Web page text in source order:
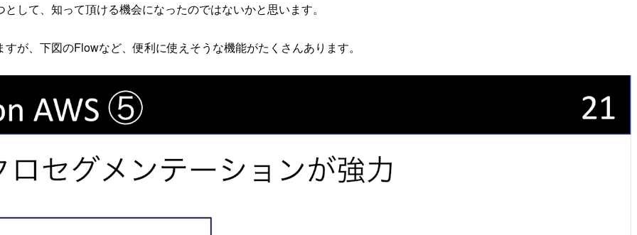
して、知って頂ける機会になったのではないかと思います。
が、下図のFlowなど、便利に使えそうな機能がたくさんあります。